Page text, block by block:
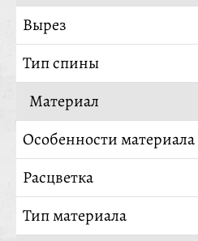
Вырез
Тип спины
Материал
Особенности материала
Расцветка
Тип материала